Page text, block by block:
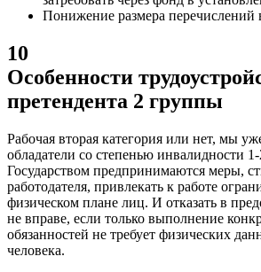
Понижение размера перечислений
10
Особенности
претендента 2 группы
Рабочая вторая категория или нет, мы
обладатели со степенью инвалидности 1-
Государством предпринимаются меры,
работодателя, привлекать к работе
физическом плане лиц. И отказать в
не вправе, если только выполнение
обязанностей не требует физических
человека.